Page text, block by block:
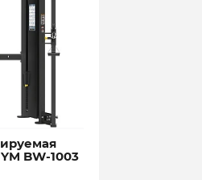
BW-1003